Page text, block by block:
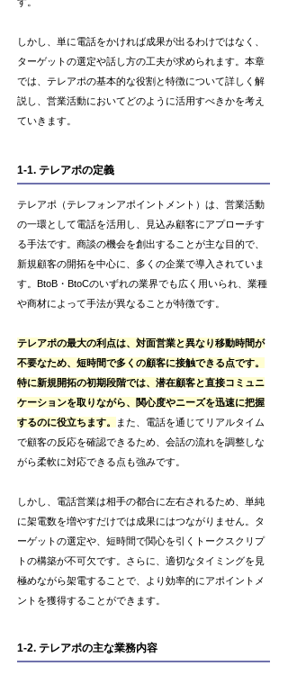
しかし、単に電話をかければ成果が出るわけではなく、
ターゲットの選定や話し方の工夫が求められます。本章
では、テレアポの基本的な役割と特徴について詳しく解
説し、営業活動においてどのように活用すべきかを考え
ていきます。
1-1. テレアポの定義
テレアポ（テレフォンアポイントメント）は、営業活動
の一環として電話を活用し、見込み顧客にアプローチす
る手法です。商談の機会を創出することが主な目的で、
新規顧客の開拓を中心に、多くの企業で導入されていま
す。BtoB・BtoCのいずれの業界でも広く用いられ、業種
や商材によって手法が異なることが特徴です。
テレアポの最大の利点は、対面営業と異なり移動時間が
不要なため、短時間で多くの顧客に接触できる点です。
特に新規開拓の初期段階では、潜在顧客と直接コミュニ
ケーションを取りながら、関心度やニーズを迅速に把握
するのに役立ちます。
また、電話を通じてリアルタイム
で顧客の反応を確認できるため、会話の流れを調整しな
がら柔軟に対応できる点も強みです。
しかし、電話営業は相手の都合に左右されるため、単純
に架電数を増やすだけでは成果にはつながりません。タ
ーゲットの選定や、短時間で関心を引くトークスクリプ
トの構築が不可欠です。さらに、適切なタイミングを見
極めながら架電することで、より効率的にアポイントメ
ントを獲得することができます。
1-2. テレアポの主な業務内容